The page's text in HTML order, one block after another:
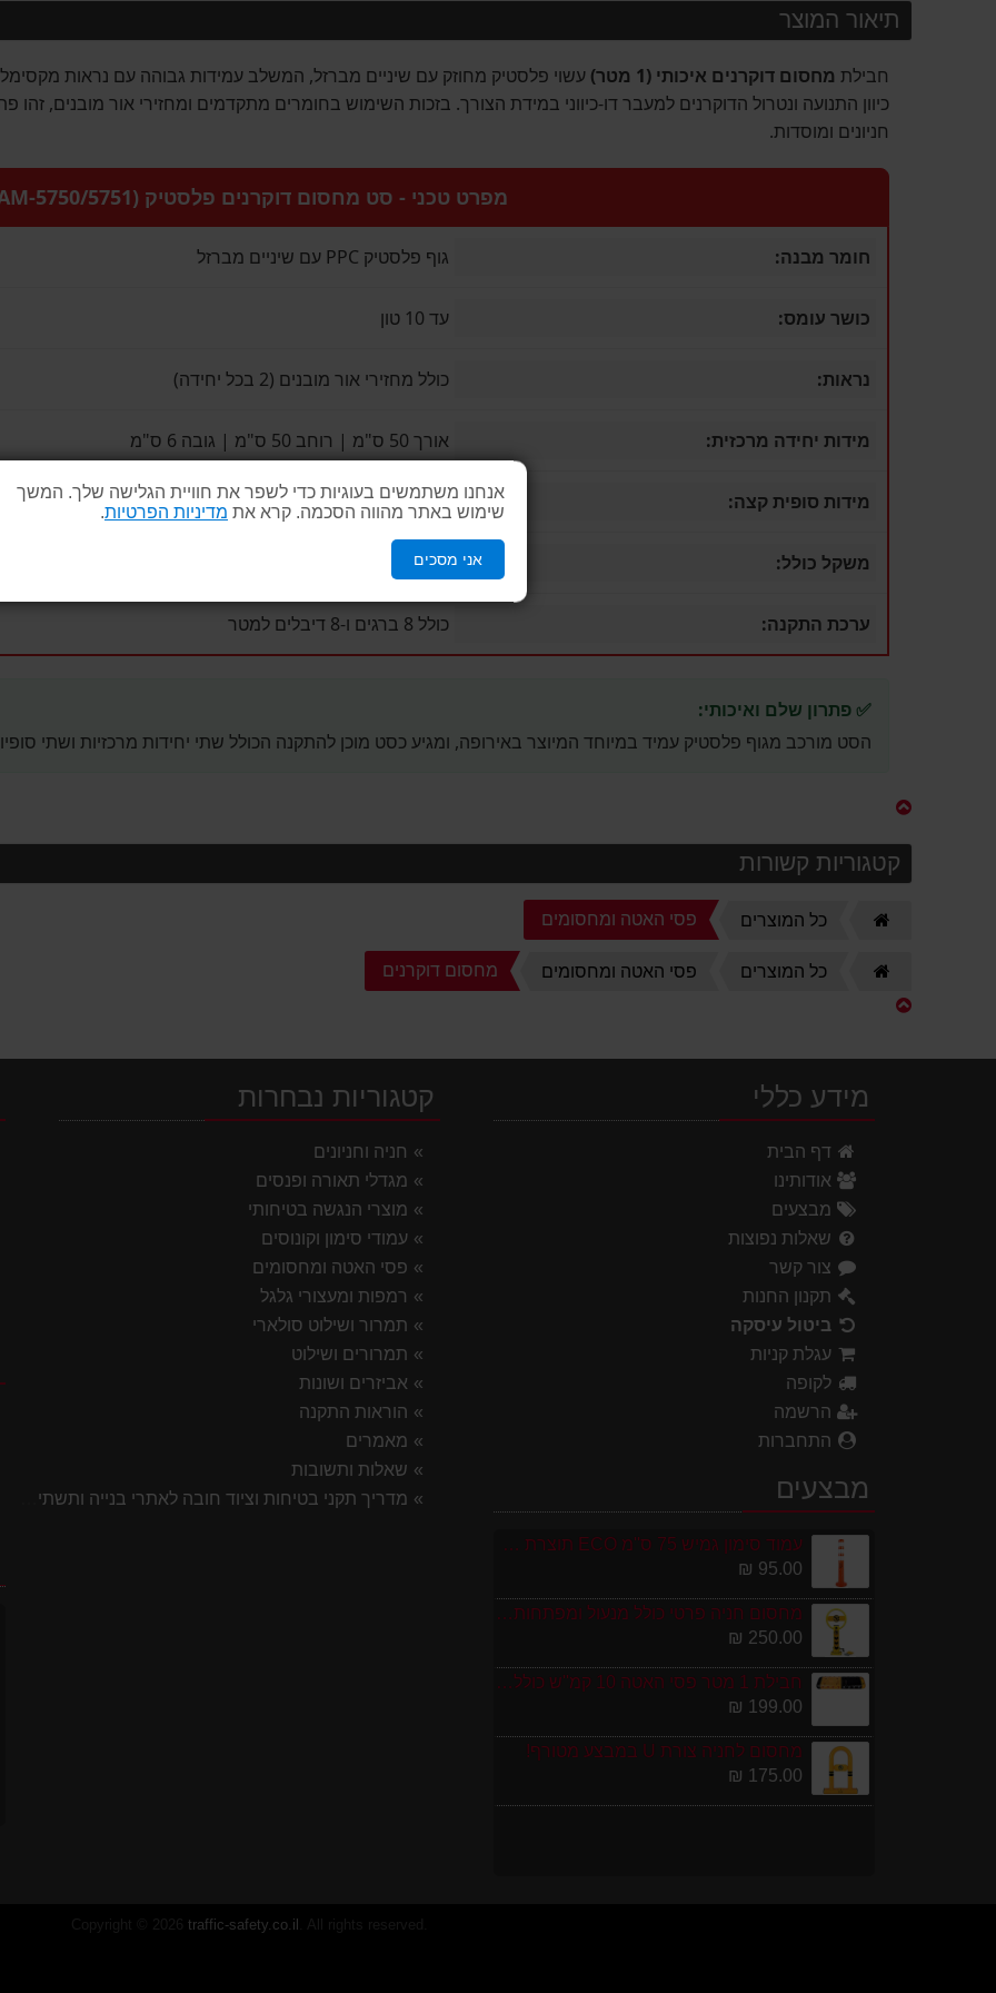
אנחנו משתמשים בעוגיות כדי לשפר את חוויית הגלישה שלך. המשך
שימוש באתר מהווה הסכמה. קרא את מדיניות הפרטיות.
אני מסכים
תיאור המוצר
חבילת מחסום דוקרנים איכותי (1 מטר)
עשוי פלסטיק מחוזק עם שיניים מברזל, המשלב עמידות גבוהה עם נראות
כיוון התנועה ונטרול הדוקרנים למעבר דו-כיווני במידת הצורך. בזכות השימוש בחומרים מתקדמים ומחזירי אור מובנים, זהו
חניונים ומוסדות.
מפרט טכני - סט מחסום דוקרנים פלסטיק (AM-5750/5751)
חומר מבנה: גוף פלסטיק PPC עם שיניים מברזל
כושר עומס: עד 10 טון
נראות: כולל מחזירי אור מובנים (2 בכל יחידה)
מידות יחידה מרכזית: אורך 50 ס"מ | רוחב 50 ס"מ | גובה 6 ס"מ
מידות סופית קצה: אורך 9 ס"מ | רוחב 50 ס"מ | גובה 5 ס"מ
משקל כולל: יחידה: 7,500 גרם | סופית: 700 גרם
ערכת התקנה: כולל 8 ברגים ו-8 דיבלים למטר
✅ פתרון שלם ואיכותי:
הסט מורכב מגוף פלסטיק עמיד במיוחד המיוצר באירופה, ומגיע כסט מוכן להתקנה הכולל שתי יחידות מרכזיות ושתי
קטגוריות קשורות
כל המוצרים פסי האטה ומחסומים
כל המוצרים פסי האטה ומחסומים מחסום דוקרנים
מידע כללי
דף הבית
אודותינו
מבצעים
שאלות נפוצות
צור קשר
תקנון החנות
ביטול עיסקה
עגלת קניות
לקופה
הרשמה
התחברות
מבצעים
עמוד סימון גמיש 75 ס''מ ECO תוצרת אירופה
95.00 ₪
מחסום חניה פרטי כולל מנעול ומפתחות גובה 70 ס"מ
250.00 ₪
חבילת 1 מטר פסי האטה 10 קמ''ש כולל סופיות מפלסטיק
199.00 ₪
מחסום לחניה צורת U במבצע מטורף!
175.00 ₪
קטגוריות נבחרות
חניה וחניונים
מגדלי תאורה ופנסים
מוצרי הנגשה בטיחותי
עמודי סימון וקונוסים
פסי האטה ומחסומים
רמפות ומעצורי גלגל
תמרור ושילוט סולארי
תמרורים ושילוט
אביזרים ושונות
הוראות התקנה
מאמרים
שאלות ותשובות
מדריך תקני בטיחות וציוד חובה לאתרי בנייה ותשתית 2026
traffic-safety.co.il